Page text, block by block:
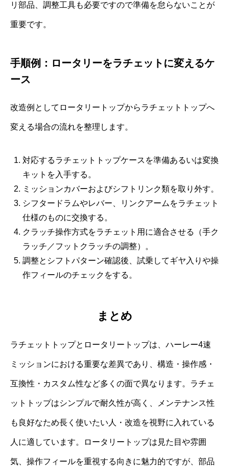
リ部品、調整工具も必要ですので準備を怠らないことが
重要です。
手順例：ロータリーをラチェットに変えるケ
ース
改造例としてロータリートップからラチェットトップへ
変える場合の流れを整理します。
対応するラチェットトップケースを準備あるいは変換
キットを入手する。
ミッションカバーおよびシフトリンク類を取り外す。
シフタードラムやレバー、リンクアームをラチェット
仕様のものに交換する。
クラッチ操作方式をラチェット用に適合させる（手ク
ラッチ／フットクラッチの調整）。
調整とシフトパターン確認後、試乗してギヤ入りや操
作フィールのチェックをする。
まとめ
ラチェットトップとロータリートップは、ハーレー4速
ミッションにおける重要な差異であり、構造・操作感・
互換性・カスタム性など多くの面で異なります。ラチェ
ットトップはシンプルで耐久性が高く、メンテナンス性
も良好なため長く使いたい人・改造を視野に入れている
人に適しています。ロータリートップは見た目や雰囲
気、操作フィールを重視する向きに魅力的ですが、部品